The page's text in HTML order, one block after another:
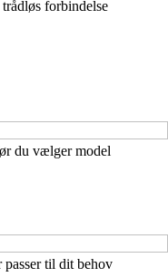
forbindelse
du vælger model
til dit behov